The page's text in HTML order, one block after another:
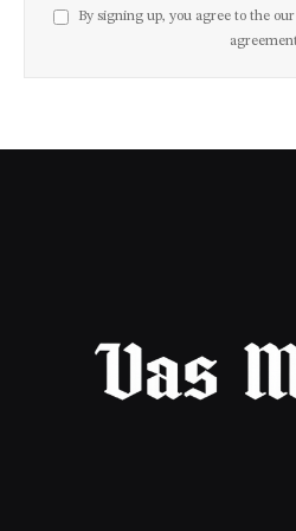
By signing up, you agree to the